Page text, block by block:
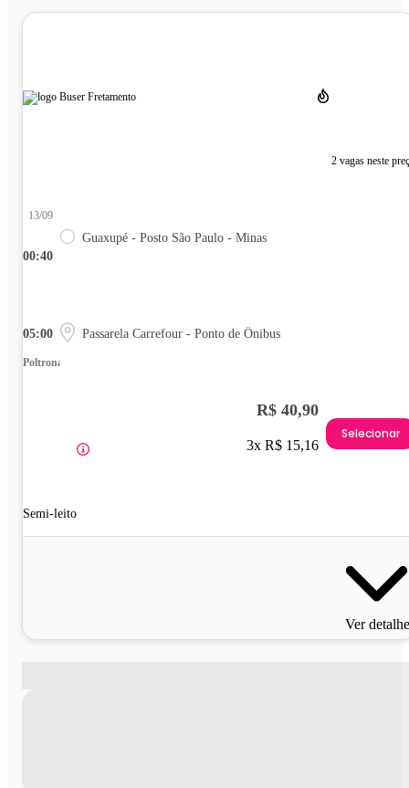
2 vagas neste
00:40
13/09
Guaxupé - Posto São Paulo - Minas
05:00 Passarela Carrefour - Ponto de Ônibus
Poltrona
Semi-leito
R$ 40,90
3x R$ 15,16
Selecionar
Ver